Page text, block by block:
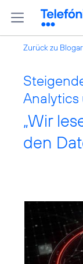
Zurück zu
Analytics
„Wir
den